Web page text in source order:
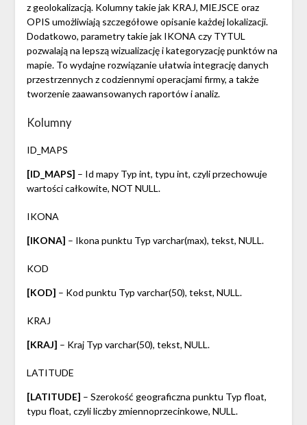
z geolokalizacją. Kolumny takie jak KRAJ, MIEJSCE oraz
OPIS umożliwiają szczegółowe opisanie każdej lokalizacji.
Dodatkowo, parametry takie jak IKONA czy TYTUL
pozwalają na lepszą wizualizację i kategoryzację punktów na
mapie. To wydajne rozwiązanie ułatwia integrację danych
przestrzennych z codziennymi operacjami firmy, a także
tworzenie zaawansowanych raportów i analiz.
Kolumny
ID_MAPS
[ID_MAPS] – Id mapy Typ int, typu int, czyli przechowuje
wartości całkowite, NOT NULL.
IKONA
[IKONA] – Ikona punktu Typ varchar(max), tekst, NULL.
KOD
[KOD] – Kod punktu Typ varchar(50), tekst, NULL.
KRAJ
[KRAJ] – Kraj Typ varchar(50), tekst, NULL.
LATITUDE
[LATITUDE] – Szerokość geograficzna punktu Typ float,
typu float, czyli liczby zmiennoprzecinkowe, NULL.